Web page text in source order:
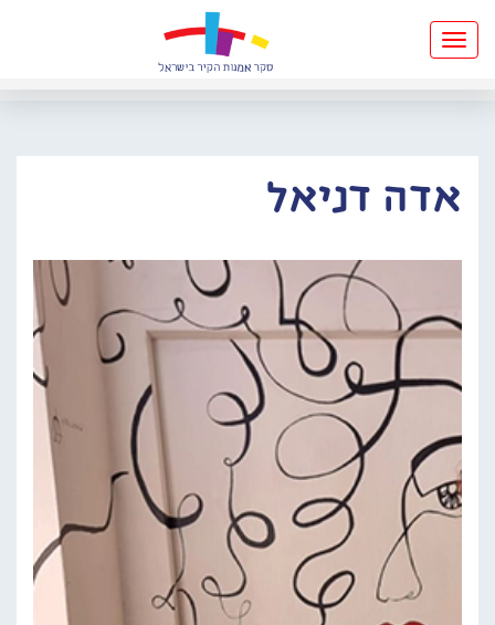
Toggle
navigation
אדה דניאל